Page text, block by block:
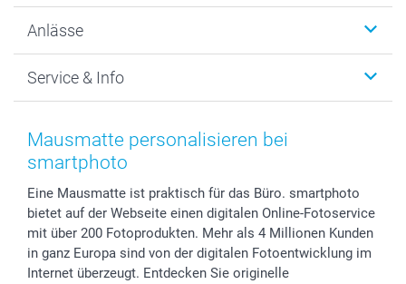
MyNameBook
Fotoabzüge, Fotos als Buch & Poster
Zubehör & Material
Foto-Kalender & Agenden
Geschenk-Gutscheine (PDF)
Warum smartphoto
Datenschutz
AGB
Impressum
Partnerprogramme
Investor Relations
B2B smartbusiness
Widerrufsrecht
Anlässe
Neujahr
Muttertag
Vatertag
Hochzeit
Geburtstag
Geburt
Zu allen Anlässen
Service & Info
Preise und Versandkosten
Lieferfristen
Zahlungsmöglichkeiten
Anmelden /Registrieren
Sitemap
Status der Bestellung
Mausmatte personalisieren bei
smartphoto
Eine Mausmatte ist praktisch für das Büro. smartphoto
bietet auf der Webseite einen digitalen Online-Fotoservice
mit über 200 Fotoprodukten. Mehr als 4 Millionen Kunden
in ganz Europa sind von der digitalen Fotoentwicklung im
Internet überzeugt. Entdecken Sie originelle